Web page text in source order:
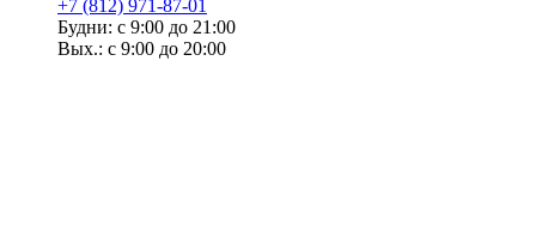
+7 (812) 971-87-01
Будни: с 9:00 до 21:00
Вых.: с 9:00 до 20:00